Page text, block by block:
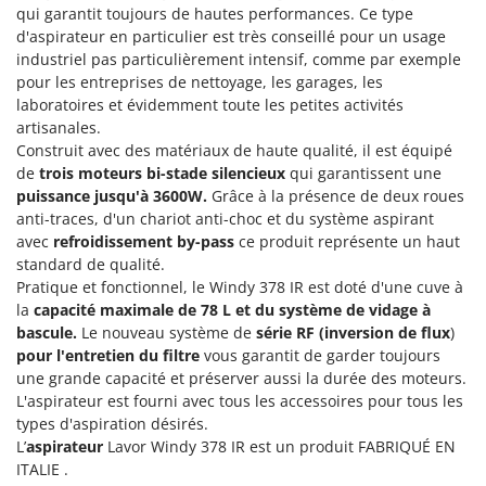
Groupes électrogènes
Gyrobroyeurs à lame pour tracteur
H
Haches - Cognées et Hachettes
Hachoirs à viande
Herses à Dents
Herses Rotatives
L
Lames à neige
Lames niveleuses pour tracteur
Lave-vitres
Lieuses électriques pour vignes
M
Machines à pâtes
E
EcoFlow
Edilmark
Effeuno
Einhell
Elegen
Energy Gruppi
Enotecnica Pillan
Eschenfelder
EuroMech
Eurosystems
F
FAC
Fama Industrie
Famag
qui garantit toujours de hautes performances. Ce type
d'aspirateur en particulier est très conseillé pour un usage
industriel pas particulièrement intensif, comme par exemple
pour les entreprises de nettoyage, les garages, les
laboratoires et évidemment toute les petites activités
artisanales.
Construit avec des matériaux de haute qualité, il est équipé
de trois moteurs bi-stade silencieux qui garantissent une
puissance jusqu'à 3600W. Grâce à la présence de deux roues
anti-traces, d'un chariot anti-choc et du système aspirant
avec refroidissement by-pass ce produit représente un haut
standard de qualité.
Pratique et fonctionnel, le Windy 378 IR est doté d'une cuve à
la capacité maximale de 78 L et du système de vidage à
bascule. Le nouveau système de série RF (inversion de flux)
pour l'entretien du filtre vous garantit de garder toujours
une grande capacité et préserver aussi la durée des moteurs.
L'aspirateur est fourni avec tous les accessoires pour tous les
types d'aspiration désirés.
L’aspirateur Lavor Windy 378 IR est un produit FABRIQUÉ EN
ITALIE .